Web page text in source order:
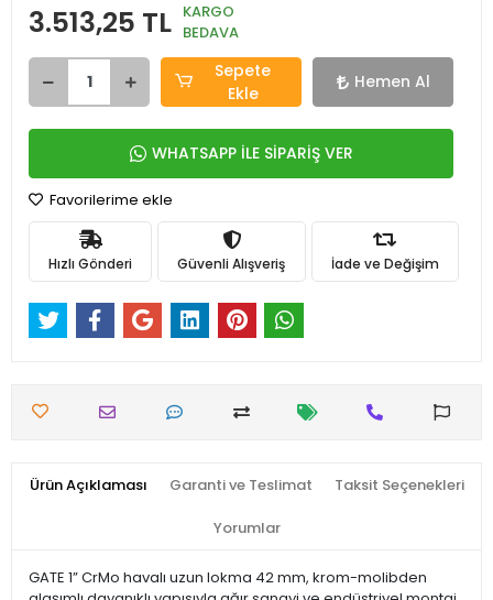
3.513,25 TL KARGO
BEDAVA
Sepete
Ekle
Hemen Al
WHATSAPP İLE SİPARİŞ VER
Favorilerime ekle
Hızlı Gönderi Güvenli Alışveriş İade ve Değişim
Ürün Açıklaması Garanti ve Teslimat Taksit Seçenekleri
Yorumlar
GATE 1” CrMo havalı uzun lokma 42 mm, krom-molibden